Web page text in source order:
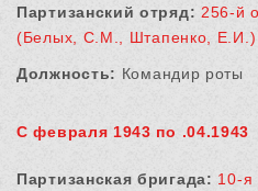
Партизанский отряд: 256-й
(Белых, С.М., Штапенко, Е.И.)
Должность: Командир роты
С февраля 1943 по .04.1943
Партизанская бригада: 10-я